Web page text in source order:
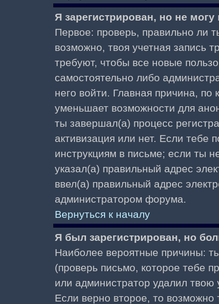
Я зарегистрирован, но не могу
Первое: проверь, правильно ли
возможно, твоя учетная запись
требуют, чтобы все новые
самостоятельно либо
него войти. Главная причина,
уменьшает возможности для
ты завершал(а) процесс
активизация или нет. Если тебе
инструкциям в письме; если ты
указал(а) правильный адрес
ввел(а) правильный адрес
администратором форума.
Вернуться к началу
Я был зарегистрирован, но
Наиболее вероятные причины:
(проверь письмо, которое тебе
или администратор удалил твою
Если верно второе, то